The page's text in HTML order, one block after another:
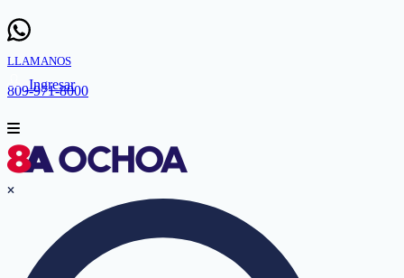
LLAMANOS
809-971-8000
Ingresar